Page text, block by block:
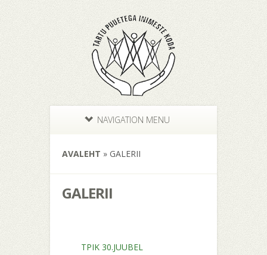
NAVIGATION MENU
AVALEHT » GALERII
GALERII
TPIK 30.JUUBEL